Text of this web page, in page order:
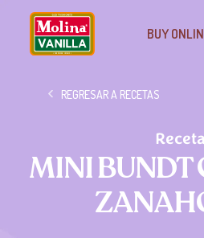
BUY
REGRESAR A RECETAS
MINI BUNDT